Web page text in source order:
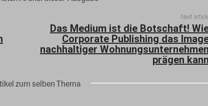
Next
Das Medium ist die Botschaft!
Corporate Publishing das
nachhaltiger Wohnungsunternehmen
prägen kann
zum selben Thema